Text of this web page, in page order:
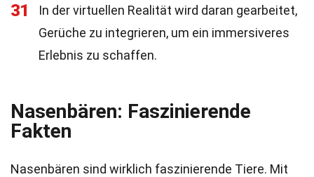
31
In der virtuellen Realität wird daran gearbeitet,
Gerüche zu integrieren, um ein immersiveres
Erlebnis zu schaffen.
Nasenbären: Faszinierende
Fakten
Nasenbären sind wirklich faszinierende Tiere. Mit